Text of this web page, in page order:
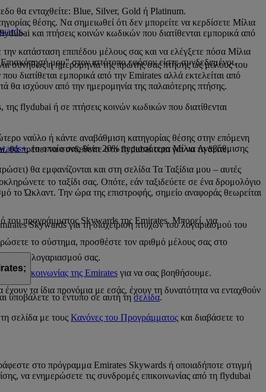
θα ενταχθείτε: Blue, Silver, Gold ή Platinum.
.
κατάσταση επιπέδου μέλους σας και να ελέγξετε πόσα Μίλια
μου" στον ιστότοπο εφόσον είστε συνδεδεμένοι.
θέσης. Να σημειωθεί ότι δεν μπορείτε να κερδίσετε Μίλια
και πτήσεις κοινών κωδικών που διατίθενται εμπορικά από
συνήθως η ημερομηνία της πρώτης σας πτήσης ως μέλους του
διατίθεται εμπορικά από την Emirates αλλά εκτελείται από
θα ισχύουν από την ημερομηνία της παλαιότερης πτήσης.
flydubai ή σε πτήσεις κοινών κωδικών που διατίθενται
ναύλο ή κάντε αναβάθμιση κατηγορίας θέσης στην επόμενη
, το οποίο σας δίνει 20% περισσότερα Μίλια Αναβάθμισης
θα πρέπει να συνδεθείτε στο flydubai.com για να τη δείτε.
θα εμφανίζονται και στη σελίδα Τα Ταξίδια μου – αυτές
του προγράμματος Skywards της Emirates. Μπορεί, για
το σύστημα, προσθέστε τον αριθμό μέλους σας στο
επικοινωνίας της Emirates για να σας βοηθήσουμε.
το ταξίδι σας. Οπότε, εάν ταξιδεύετε σε ένα δρομολόγιο
το Ώκλαντ. Την ώρα της επιστροφής, σημείο αναφοράς θεωρείται
Skywards για τη διαχείριση πτυχών του λογαριασμού του
υποβάλετε το έντυπο σε αυτή τη σελίδα.
σελίδα με τους Κανόνες του Προγράμματος και διαβάσετε το
του λογαριασμού σας.
τα ίδια προνόμια με εσάς, έχουν τη δυνατότητα να ενταχθούν
στο πρόγραμμα Emirates Skywards ή οποιαδήποτε στιγμή
να ενημερώσετε τις συνδρομές επικοινωνίας από τη flydubai